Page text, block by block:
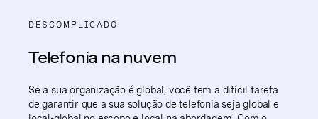
DESCOMPLICADO
Telefonia na nuvem
Se a sua organização é global, você tem a difícil tarefa
de garantir que a sua solução de telefonia seja global e